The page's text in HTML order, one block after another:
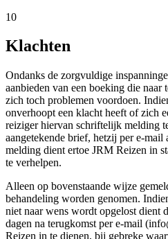
10
Klachten
Ondanks de zorgvuldige
aanbieden van een boeking die naar
zich toch problemen voordoen.
onverhoopt een klacht heeft of zich
reiziger hiervan schriftelijk melding
aangetekende brief, hetzij per e-mail
melding dient ertoe JRM Reizen in
te verhelpen.
Alleen op bovenstaande wijze
behandeling worden genomen.
niet naar wens wordt opgelost dient
dagen na terugkomst per e-mail
Reizen in te dienen, bij gebreke